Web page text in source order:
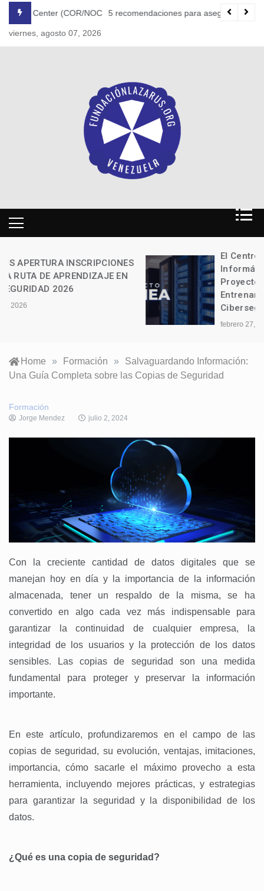
content
NOC) 5 recomendaciones para asegurar la ciberseguridad en el
viernes, agosto 07, 2026
El Centro de Investigación
Informática Lazarus presenta el
Proyecto Atenea: La Vanguardia del
Entrenamiento Táctico en
Home » Formación »
Salvaguardando Información:
Una Guía Completa sobre las Copias de Seguridad
Formación
Jorge Mendez julio 2, 2024
Con la creciente cantidad de datos digitales que se
manejan hoy en día y la importancia de la información
almacenada, tener un respaldo de la misma, se ha
convertido en algo cada vez más indispensable para
garantizar la continuidad de cualquier empresa, la
integridad de los usuarios y la protección de los datos
sensibles. Las copias de seguridad son una medida
fundamental para proteger y preservar la información
importante.
En este artículo, profundizaremos en el campo de las
copias de seguridad, su evolución, ventajas, imitaciones,
importancia, cómo sacarle el máximo provecho a esta
herramienta, incluyendo mejores prácticas, y estrategias
para garantizar la seguridad y la disponibilidad de los
datos.
¿Qué es una copia de seguridad?